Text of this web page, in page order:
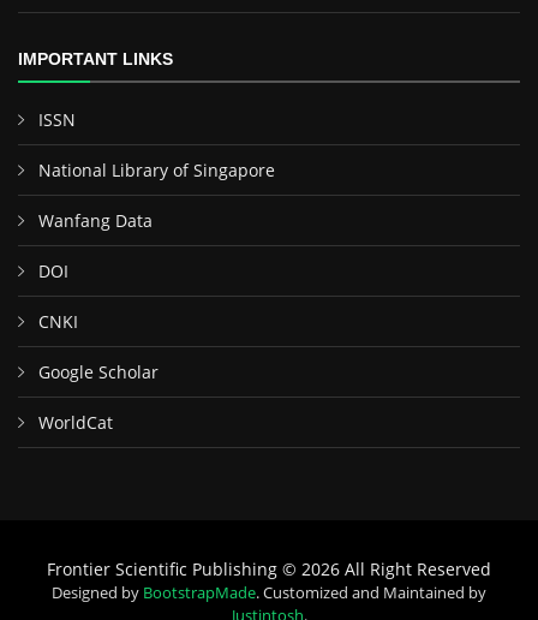
IMPORTANT LINKS
ISSN
National Library of Singapore
Wanfang Data
DOI
CNKI
Google Scholar
WorldCat
Frontier Scientific Publishing © 2026 All Right Reserved
Designed by BootstrapMade. Customized and Maintained by
Justintosh.